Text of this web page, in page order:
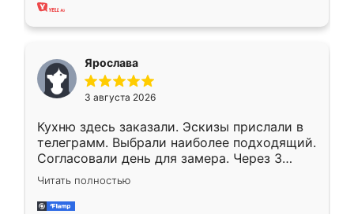
Ярослава
3 августа 2026
Кухню здесь заказали. Эскизы прислали в
телеграмм. Выбрали наиболее подходящий.
Согласовали день для замера. Через 3
недели кухня была уже готова. Остались
довольны работой. Спасибо Ренессанс
мебель за качественную работу!
Читать полностью